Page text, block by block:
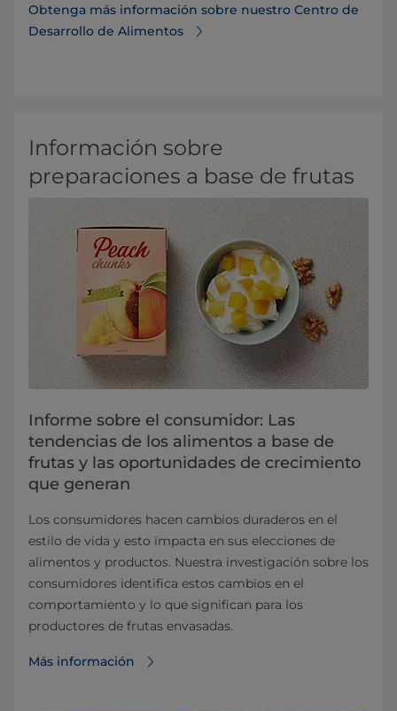
Obtenga más información sobre nuestro Centro de
Desarrollo de Alimentos
Información sobre
preparaciones a base de frutas
Informe sobre el consumidor: Las
tendencias de los alimentos a base de
frutas y las oportunidades de crecimiento
que generan
Los consumidores hacen cambios duraderos en el
estilo de vida y esto impacta en sus elecciones de
alimentos y productos. Nuestra investigación sobre los
consumidores identifica estos cambios en el
comportamiento y lo que significan para los
productores de frutas envasadas.
Más información⁠